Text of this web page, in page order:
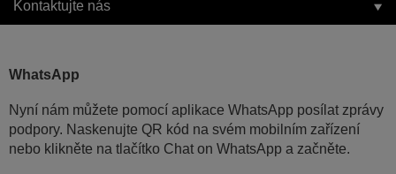
Kontaktujte nás
WhatsApp
Nyní nám můžete pomocí aplikace WhatsApp posílat zprávy
podpory. Naskenujte QR kód na svém mobilním zařízení
nebo klikněte na tlačítko Chat on WhatsApp a začněte.